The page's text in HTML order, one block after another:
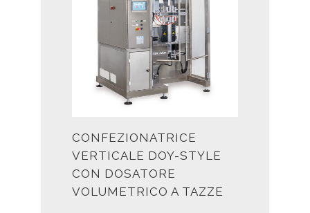
CONFEZIONATRICE
VERTICALE DOY-STYLE
CON DOSATORE
VOLUMETRICO A TAZZE